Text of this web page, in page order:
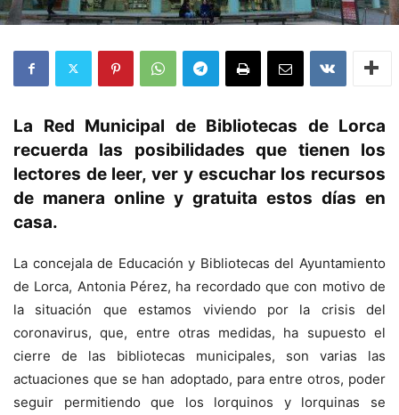
La Red Municipal de Bibliotecas de Lorca
recuerda las posibilidades que tienen los
lectores de leer, ver y escuchar los recursos
de manera online y gratuita estos días en
casa.
La concejala de Educación y Bibliotecas del Ayuntamiento
de Lorca, Antonia Pérez, ha recordado que con motivo de
la situación que estamos viviendo por la crisis del
coronavirus, que, entre otras medidas, ha supuesto el
cierre de las bibliotecas municipales, son varias las
actuaciones que se han adoptado, para entre otros, poder
seguir permitiendo que los lorquinos y lorquinas se